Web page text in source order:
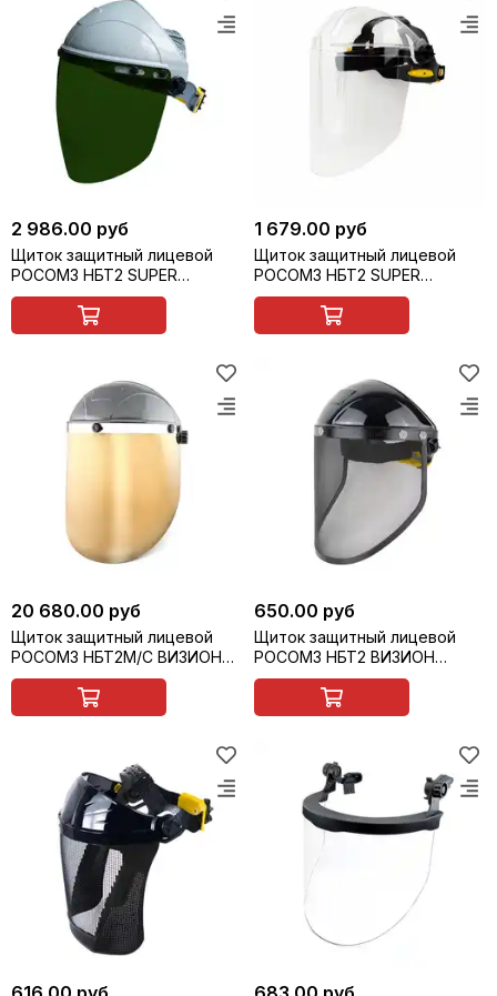
2 986.00 руб
Щиток защитный лицевой
РОСОМЗ НБТ2 SUPER
ВИЗИОН арт. 427399
1 679.00 руб
Щиток защитный лицевой
РОСОМЗ НБТ2 SUPER
ВИЗИОН арт. 427397
20 680.00 руб
Щиток защитный лицевой
РОСОМЗ НБТ2М/С ВИЗИОН
TERMO, арт. 427351
650.00 руб
Щиток защитный лицевой
РОСОМЗ НБТ2 ВИЗИОН
СТАЛЬ, арт.425416